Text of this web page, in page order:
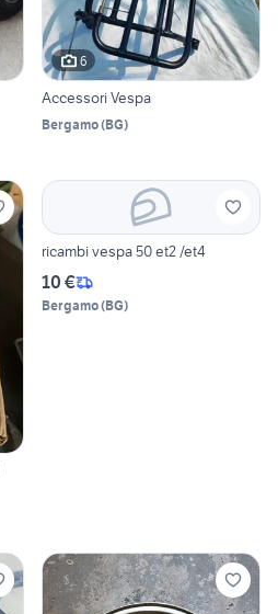
6
Accessori Vespa
Bergamo(BG)
ricambi vespa 50 et2 /et4
10 €
Bergamo(BG)